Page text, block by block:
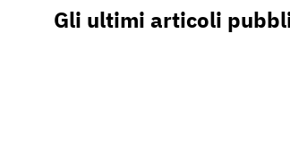
Gli ultimi articoli